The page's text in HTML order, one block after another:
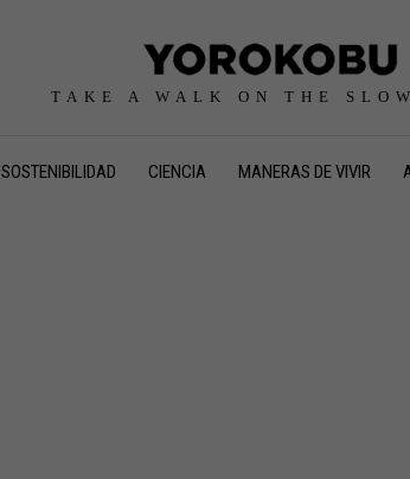
TAKE A WALK ON THE
SOSTENIBILIDAD CIENCIA MANERAS DE VIVIR